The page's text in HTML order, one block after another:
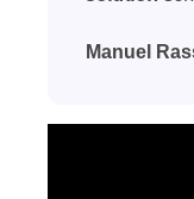
Manuel